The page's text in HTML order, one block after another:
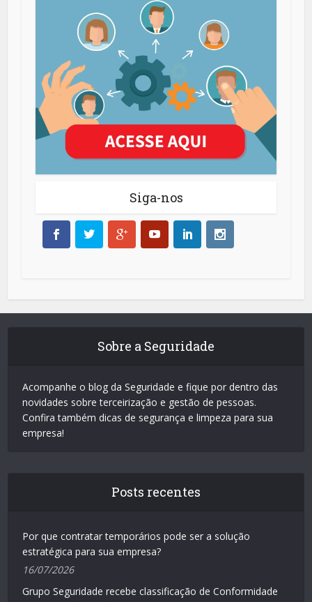
Siga-nos
Sobre a Seguridade
Acompanhe o blog da Seguridade e fique por dentro das
novidades sobre terceirização e gestão de pessoas.
Confira também dicas de segurança e limpeza para sua
empresa!
Posts recentes
Por que contratar temporários pode ser a solução
estratégica para sua empresa?
16/07/2026
Grupo Seguridade recebe classificação de Conformidade